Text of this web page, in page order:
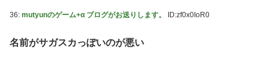
36: mutyunのゲーム+α ブログがお送りします。 ID:zf0x0IoR0
名前がサガスカっぽいのが悪い